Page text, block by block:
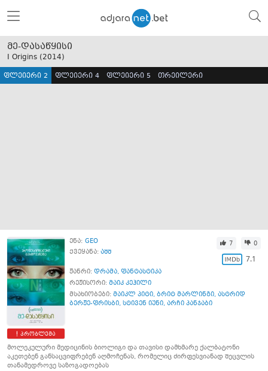
მე-დასაწყისი
I Origins (2014)
ფლეიერი 2 ფლეიერი 4 ფლეიერი 5 თრეილერი
პრობლემა
ენა: GEO
ქვეყანა: აშშ
7 0
7.1
ჟანრი: დრამა, ფანტასტიკა
რეჟისორი: მაიკ კეჰილი
მსახიობები: მაიკლ პიტი, ბრიტ მარლინგი, ასტრიდ
ბერჟე-ფრისბი, სტივენ იუნი, არჩი პანჯაბი
მოლეკულური მედიცინის ბიოლიგი და თავისი დამხმარე ქალბატონი
აკეთებენ განსაცვიფრებენ აღმოჩენას, რომელიც ძირფესვიანად შეცვლის
თანამედროვე საზოგადოებას